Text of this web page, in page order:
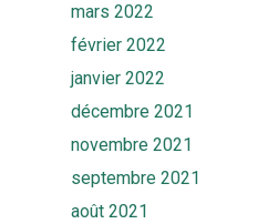
mars 2022
février 2022
janvier 2022
décembre 2021
novembre 2021
septembre 2021
août 2021